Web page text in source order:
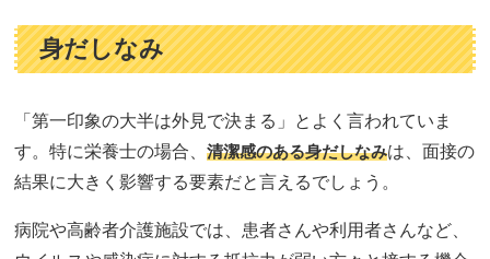
身だしなみ
「第一印象の大半は外見で決まる」とよく言われていま
す。特に栄養士の場合、清潔感のある身だしなみは、面接の
結果に大きく影響する要素だと言えるでしょう。
病院や高齢者介護施設では、患者さんや利用者さんなど、